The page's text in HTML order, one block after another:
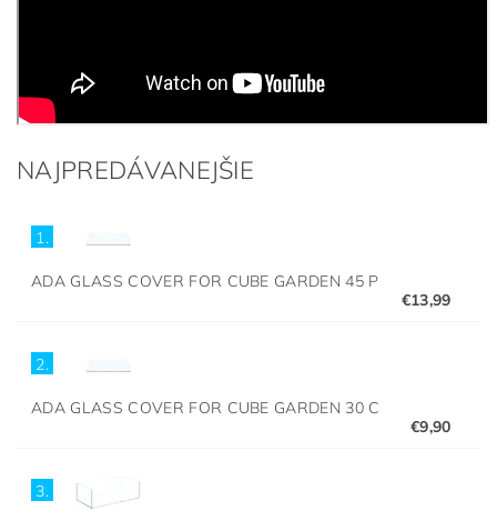
NAJPREDÁVANEJŠIE
1.
ADA GLASS COVER FOR CUBE GARDEN 45 P
€13,99
2.
ADA GLASS COVER FOR CUBE GARDEN 30 C
€9,90
3.